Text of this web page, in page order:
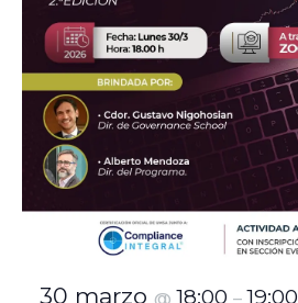
30 marzo @ 18:00 – 19:00